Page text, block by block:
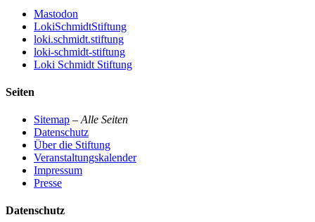
Mastodon
LokiSchmidtStiftung
loki.schmidt.stiftung
loki-schmidt-stiftung
Loki Schmidt Stiftung
Seiten
Sitemap – Alle Seiten
Datenschutz
Über die Stiftung
Veranstaltungskalender
Impressum
Presse
Datenschutz